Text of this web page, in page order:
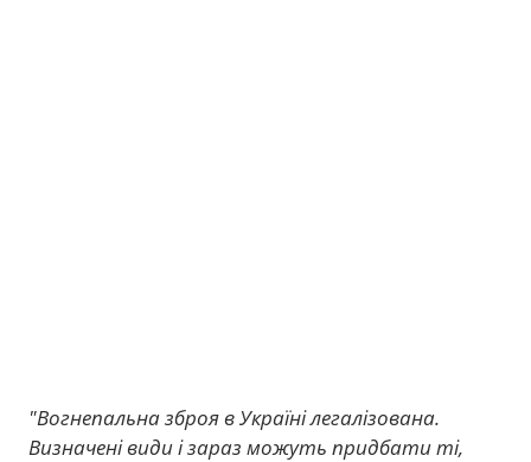
"Вогнепальна зброя в Україні легалізована.
Визначені види і зараз можуть придбати ті,